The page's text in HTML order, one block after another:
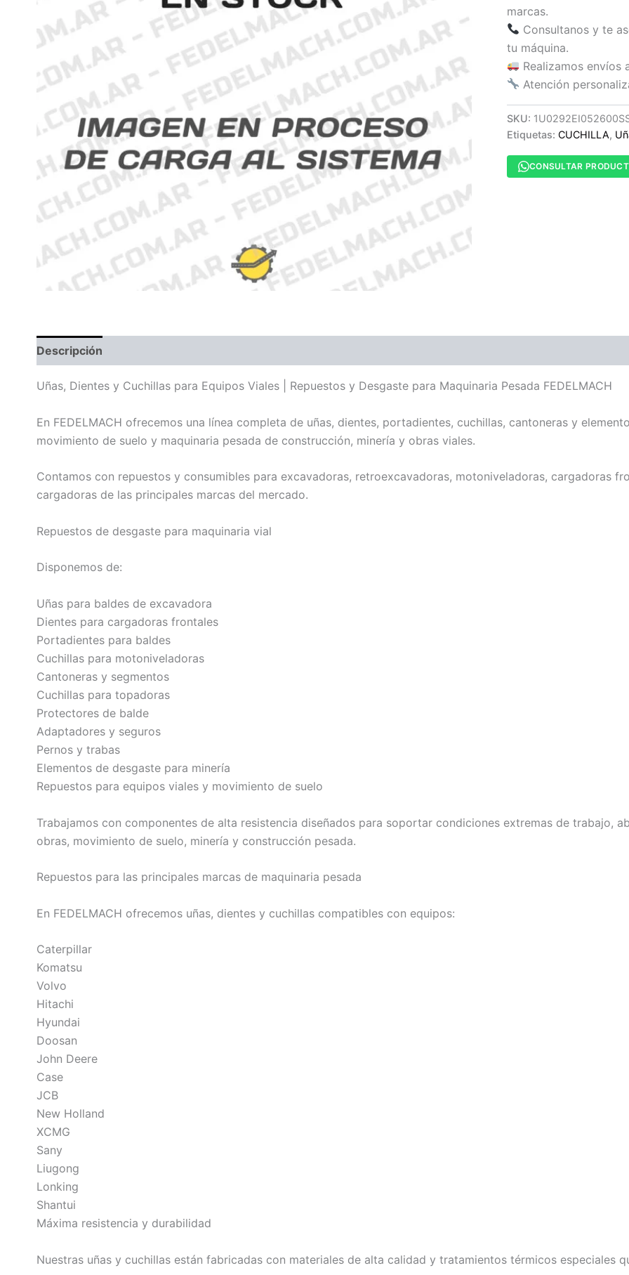
marcas.
Consultanos y te
tu máquina.
Realizamos envíos
Atención
SKU:
Etiquetas: CUCHILLA,
CONSULTAR
Descripción
Uñas, Dientes y Cuchillas para Equipos Viales | Repuestos y Desgaste para Maquinaria Pesada FEDELMACH
En FEDELMACH ofrecemos una línea completa de uñas, dientes, portadientes, cuchillas, cantoneras y
movimiento de suelo y maquinaria pesada de construcción, minería y obras viales.
Contamos con repuestos y consumibles para excavadoras, retroexcavadoras, motoniveladoras, cargadoras
cargadoras de las principales marcas del mercado.
Repuestos de desgaste para maquinaria vial
Disponemos de:
Uñas para baldes de excavadora
Dientes para cargadoras frontales
Portadientes para baldes
Cuchillas para motoniveladoras
Cantoneras y segmentos
Cuchillas para topadoras
Protectores de balde
Adaptadores y seguros
Pernos y trabas
Elementos de desgaste para minería
Repuestos para equipos viales y movimiento de suelo
Trabajamos con componentes de alta resistencia diseñados para soportar condiciones extremas de trabajo,
obras, movimiento de suelo, minería y construcción pesada.
Repuestos para las principales marcas de maquinaria pesada
En FEDELMACH ofrecemos uñas, dientes y cuchillas compatibles con equipos:
Caterpillar
Komatsu
Volvo
Hitachi
Hyundai
Doosan
John Deere
Case
JCB
New Holland
XCMG
Sany
Liugong
Lonking
Shantui
Máxima resistencia y durabilidad
Nuestras uñas y cuchillas están fabricadas con materiales de alta calidad y tratamientos térmicos especiales